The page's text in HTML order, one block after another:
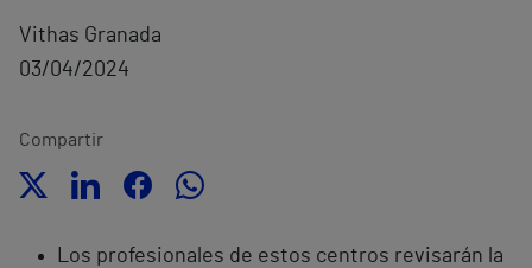
Vithas Granada
03/04/2024
Compartir
Los profesionales de estos centros revisarán la